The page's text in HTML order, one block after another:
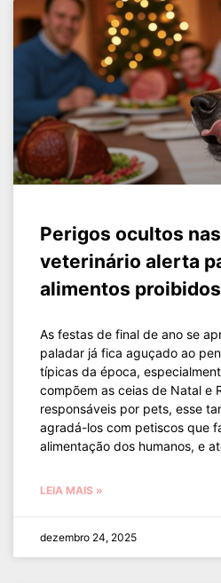
Perigos ocultos
veterinário alerta
alimentos
As festas de final de ano se
paladar já fica aguçado ao
típicas da época,
compõem as ceias de Natal e
responsáveis por pets, esse
agradá-los com petiscos que
alimentação dos humanos, e
LEIA MAIS »
dezembro 24, 2025